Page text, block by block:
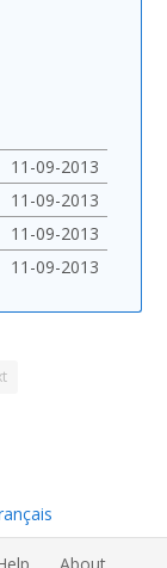
11-09-2013
11-09-2013
11-09-2013
11-09-2013